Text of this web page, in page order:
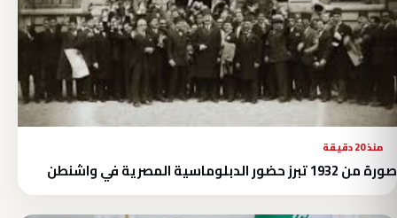
منذ 20 دقيقة
صورة من 1932 تبرز حضور الدبلوماسية المصرية في واشنطن